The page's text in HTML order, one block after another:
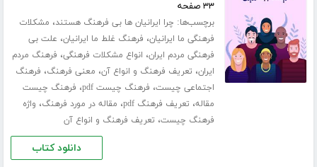
۳۳ صفحه
برچسب‌ها: چرا ایرانیان ها بی فرهنگ هستند، مشکلات
فرهنگی ما ایرانیان، فرهنگ غلط ما ایرانیان، علت بی
فرهنگی مردم ایران، انواع مشکلات فرهنگی، فرهنگ مردم
ایران، تعریف فرهنگ و انواع آن، معنی فرهنگ، فرهنگ
اجتماعی چیست، فرهنگ چیست pdf ، فرهنگ چیست
مقاله، تعریف فرهنگ pdf ، مقاله در مورد فرهنگ، واژه
فرهنگ چیست، تعریف فرهنگ و انواع آن
دانلود کتاب